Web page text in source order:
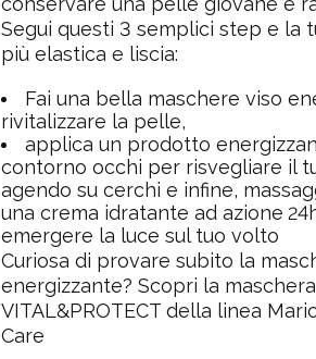
Segui questi 3 semplici step e la
più elastica e liscia:
Fai una bella maschere viso
rivitalizzare la pelle,
applica un prodotto
contorno occhi per risvegliare il
agendo su cerchi e infine,
una crema idratante ad azione 2
emergere la luce sul tuo volto
Curiosa di provare subito la
energizzante? Scopri la maschera
VITAL&PROTECT della linea
Care